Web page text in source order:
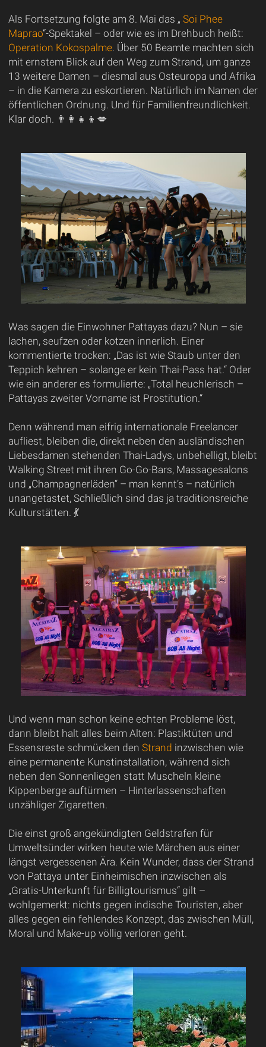
Als Fortsetzung folgte am 8. Mai das „ Soi Phee
Maprao“-Spektakel – oder wie es im Drehbuch heißt:
Operation Kokospalme. Über 50 Beamte machten sich
mit ernstem Blick auf den Weg zum Strand, um ganze
13 weitere Damen – diesmal aus Osteuropa und Afrika
– in die Kamera zu eskortieren. Natürlich im Namen der
öffentlichen Ordnung. Und für Familienfreundlichkeit.
Klar doch. 👨👩👧👦💋
Was sagen die Einwohner Pattayas dazu? Nun – sie
lachen, seufzen oder kotzen innerlich. Einer
kommentierte trocken: „Das ist wie Staub unter den
Teppich kehren – solange er kein Thai-Pass hat.“ Oder
wie ein anderer es formulierte: „Total heuchlerisch –
Pattayas zweiter Vorname ist Prostitution.“
Denn während man eifrig internationale Freelancer
aufliest, bleiben die, direkt neben den ausländischen
Liebesdamen stehenden Thai-Ladys, unbehelligt, bleibt
Walking Street mit ihren Go-Go-Bars, Massagesalons
und „Champagnerläden“ – man kennt’s – natürlich
unangetastet, Schließlich sind das ja traditionsreiche
Kulturstätten. 💃
Und wenn man schon keine echten Probleme löst,
dann bleibt halt alles beim Alten: Plastiktüten und
Essensreste schmücken den Strand inzwischen wie
eine permanente Kunstinstallation, während sich
neben den Sonnenliegen statt Muscheln kleine
Kippenberge auftürmen – Hinterlassenschaften
unzähliger Zigaretten.
Die einst groß angekündigten Geldstrafen für
Umweltsünder wirken heute wie Märchen aus einer
längst vergessenen Ära. Kein Wunder, dass der Strand
von Pattaya unter Einheimischen inzwischen als
„Gratis-Unterkunft für Billigtourismus“ gilt –
wohlgemerkt: nichts gegen indische Touristen, aber
alles gegen ein fehlendes Konzept, das zwischen Müll,
Moral und Make-up völlig verloren geht.